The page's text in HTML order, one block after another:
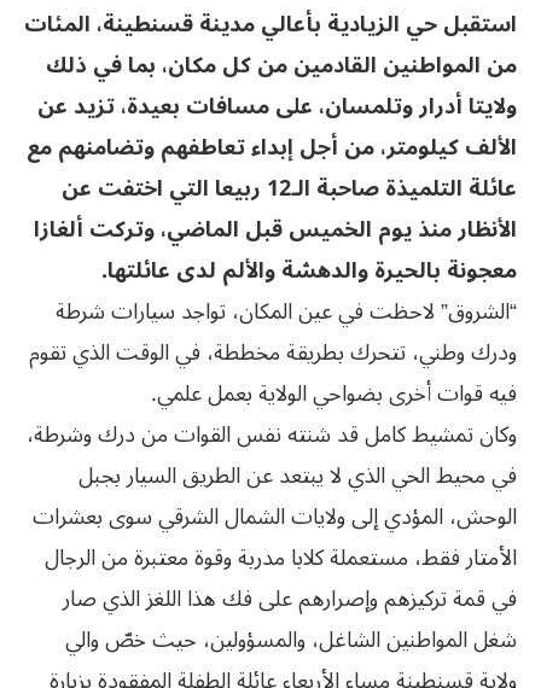
استقبل حي الزيادية بأعالي مدينة قسنطينة، المئات
من المواطنين القادمين من كل مكان، بما في ذلك
ولايتا أدرار وتلمسان، على مسافات بعيدة، تزيد عن
الألف كيلومتر، من أجل إبداء تعاطفهم وتضامنهم مع
عائلة التلميذة صاحبة الـ12 ربيعا التي اختفت عن
الأنظار منذ يوم الخميس قبل الماضي، وتركت ألغازا
معجونة بالحيرة والدهشة والألم لدى عائلتها.
“الشروق” لاحظت في عين المكان، تواجد سيارات شرطة
ودرك وطني، تتحرك بطريقة مخططة، في الوقت الذي تقوم
فيه قوات أخرى بضواحي الولاية بعمل علمي.
وكان تمشيط كامل قد شنته نفس القوات من درك وشرطة،
في محيط الحي الذي لا يبتعد عن الطريق السيار بجبل
الوحش، المؤدي إلى ولايات الشمال الشرقي سوى بعشرات
الأمتار فقط، مستعملة كلابا مدربة وقوة معتبرة من الرجال
في قمة تركيزهم وإصرارهم على فك هذا اللغز الذي صار
شغل المواطنين الشاغل، والمسؤولين، حيث خصّ والي